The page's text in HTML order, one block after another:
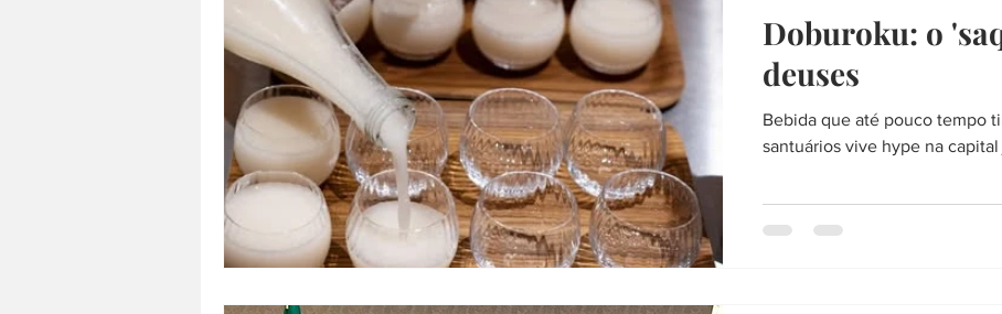
DOCES E SOBREMESAS MULHERES HISTÓRIA TOKYO AIJO FÉ
ESTILO
Doburoku: o
deuses
Bebida que até pouco tempo
santuários vive hype na